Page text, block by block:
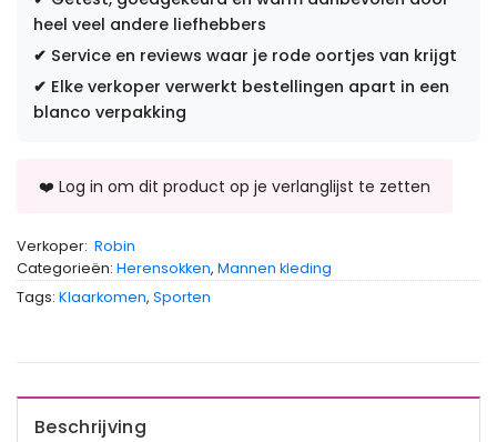
heel veel andere liefhebbers
✔ Service en reviews waar je rode oortjes van krijgt
✔ Elke verkoper verwerkt bestellingen apart in een
blanco verpakking
Verkoper: Robin
Categorieën: Herensokken, Mannen kleding
Tags: Klaarkomen, Sporten
Beschrijving